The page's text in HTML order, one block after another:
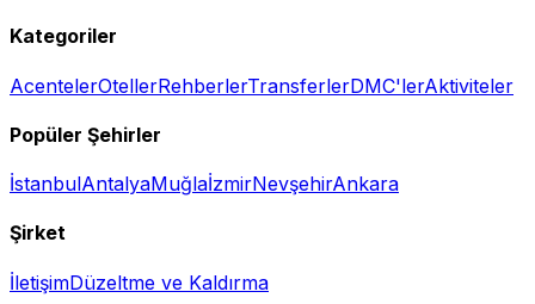
Kategoriler
AcentelerOtellerRehberlerTransferlerDMC'lerAktiviteler
Popüler Şehirler
İstanbulAntalyaMuğlaİzmirNevşehirAnkara
Şirket
İletişimDüzeltme ve Kaldırma